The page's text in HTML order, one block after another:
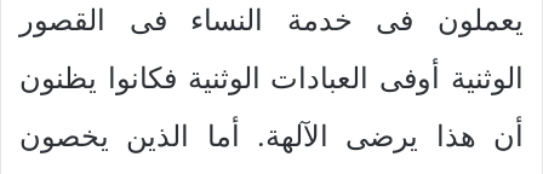
يعملون فى خدمة النساء فى القصور
الوثنية أوفى العبادات الوثنية فكانوا يظنون
أن هذا يرضى الآلهة. أما الذين يخصون